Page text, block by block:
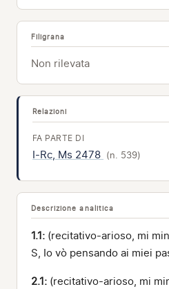
Filigrana
Non rilevata
Relazioni
FA PARTE DI
I-Rc, Ms 2478 (n. 539)
Descrizione analitica
1.1: (recitativo-arioso, mi
S, Io vò pensando ai miei
2.1: (recitativo-arioso, mi